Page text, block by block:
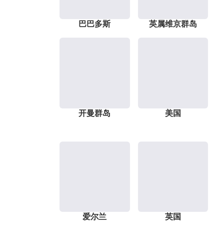
巴巴多斯 英属维京群岛
开曼群岛 美国
爱尔兰 英国